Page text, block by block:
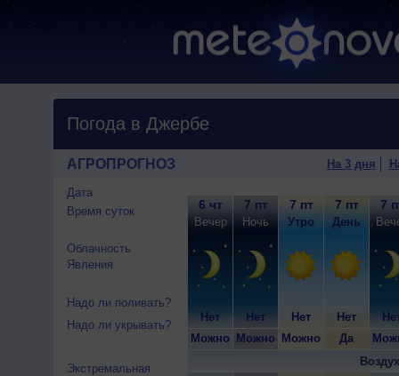
Погода в Джербе
АГРОПРОГНОЗ На 3 дня
Дата
Время суток
Облачность
Явления
Надо ли поливать?
Надо ли укрывать?
Экстремальная
6 чт
Вечер
Нет
Можно
7 пт
Ночь
Нет
Можно
7 пт
Утро
Нет
Можно
7 пт
День
Нет
Да
7